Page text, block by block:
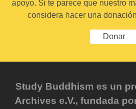
apoyo. Si te parece que nuestro
considera hacer una
Donar
Study Buddhism es un
Archives e.V., fundada